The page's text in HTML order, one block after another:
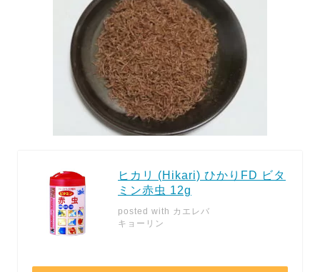
ヒカリ (Hikari) ひかりFD ビタ
ミン赤虫 12g
posted with カエレバ
キョーリン